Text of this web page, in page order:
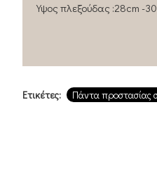
Υψος πλεξούδας :28cm -
Ετικέτες: Πάντα προστασίας